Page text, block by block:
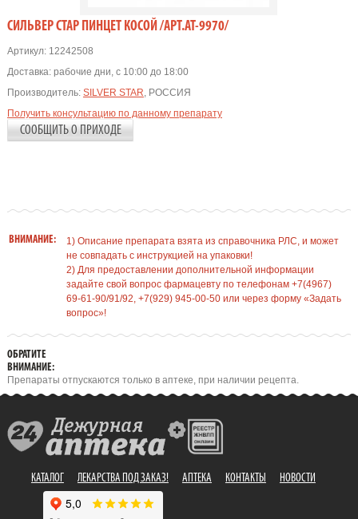
СИЛЬВЕР СТАР ПИНЦЕТ КОСОЙ /АРТ.АТ-9970/
Артикул:12242508
Доставка: рабочие дни, с 10:00 до 18:00
Производитель: SILVER STAR, РОССИЯ
Получить консультацию по данному препарату
СООБЩИТЬ О ПРИХОДЕ
ВНИМАНИЕ:
1) Описание препарата взята из справочника РЛС, и может
не совпадать с инструкцией на упаковки!
2) Для предоставлении дополнительной информации
задайте свой вопрос фармацевту по телефонам +7(4967)
69-61-90/91/92, +7(929) 945-00-50 или через форму «Задать
вопрос»!
ОБРАТИТЕ
ВНИМАНИЕ:
Препараты отпускаются только в аптеке, при наличии рецепта.
КАТАЛОГ ЛЕКАРСТВА ПОД ЗАКАЗ! АПТЕКА КОНТАКТЫ НОВОСТИ